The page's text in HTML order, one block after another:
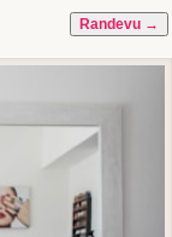
Randevu →